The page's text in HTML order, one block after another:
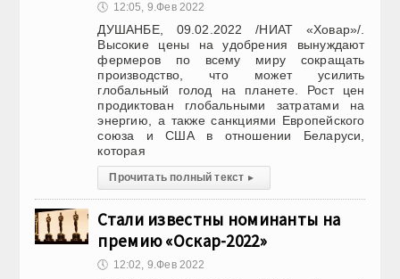
🕔 12:05, 9.Фев 2022
ДУШАНБЕ, 09.02.2022 /НИАТ «Ховар»/.
Высокие цены на удобрения вынуждают
фермеров по всему миру сокращать
производство, что может усилить
глобальный голод на планете. Рост цен
продиктован глобальными затратами на
энергию, а также санкциями Европейского
союза и США в отношении Беларуси,
которая
Прочитать полный текст ▸
Стали известны номинанты на
премию «Оскар-2022»
🕔 12:02, 9.Фев 2022